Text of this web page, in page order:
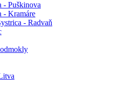
- Puškinova
- Kramáre
- Radvaň